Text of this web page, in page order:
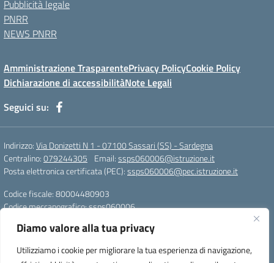
Diamo valore alla tua privacy
Utilizziamo i cookie per migliorare la tua esperienza di navigazione,
Pubblicità legale
PNRR
NEWS PNRR
Amministrazione TrasparentePrivacy PolicyCookie Policy
Dichiarazione di accessibilitàNote Legali
Seguici su:
Indirizzo:Via Donizetti N 1 - 07100 Sassari (SS) - Sardegna
Centralino:079244305 Email:ssps060006@istruzione.it
Posta elettronica certificata (PEC):ssps060006@pec.istruzione.it
Codice fiscale: 80004480903
Codice meccanografico:ssps060006
Codice unico di fatturazione (CUF): UFZDAC
TU - 522 - 0316743 LS G. MARCONI SS IBAN